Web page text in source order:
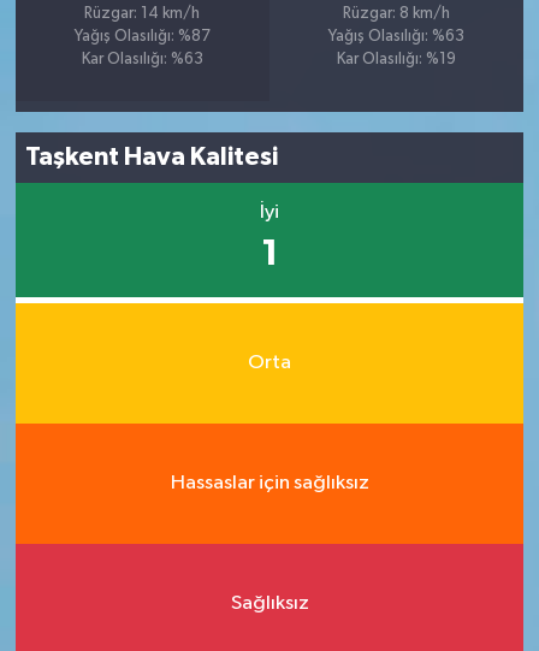
Rüzgar: 14 km/h
Yağış Olasılığı: %87
Kar Olasılığı: %63
Rüzgar: 8 km/h
Yağış Olasılığı: %63
Kar Olasılığı: %19
Taşkent Hava Kalitesi
İyi
1
Orta
Hassaslar için sağlıksız
Sağlıksız